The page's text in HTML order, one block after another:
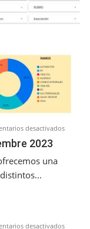
desactivadosen
2023
una
desactivadosen